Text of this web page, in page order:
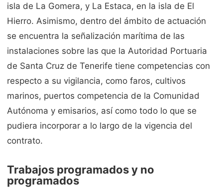
isla de La Gomera, y La Estaca, en la isla de El
Hierro. Asimismo, dentro del ámbito de actuación
se encuentra la señalización marítima de las
instalaciones sobre las que la Autoridad Portuaria
de Santa Cruz de Tenerife tiene competencias con
respecto a su vigilancia, como faros, cultivos
marinos, puertos competencia de la Comunidad
Autónoma y emisarios, así como todo lo que se
pudiera incorporar a lo largo de la vigencia del
contrato.
Trabajos programados y no
programados